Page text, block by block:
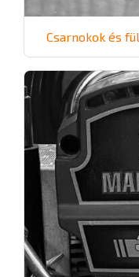
Csarnokok és